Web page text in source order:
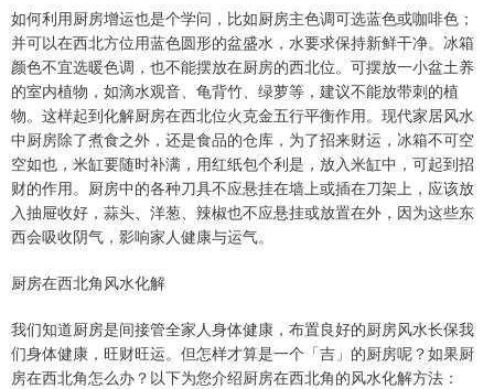
如何利用厨房增运也是个学问，比如厨房主色调可选蓝色或咖啡色；
并可以在西北方位用蓝色圆形的盆盛水，水要求保持新鲜干净。冰箱
颜色不宜选暖色调，也不能摆放在厨房的西北位。可摆放一小盆土养
的室内植物，如滴水观音、龟背竹、绿萝等，建议不能放带刺的植
物。这样起到化解厨房在西北位火克金五行平衡作用。现代家居风水
中厨房除了煮食之外，还是食品的仓库，为了招来财运，冰箱不可空
空如也，米缸要随时补满，用红纸包个利是，放入米缸中，可起到招
财的作用。厨房中的各种刀具不应悬挂在墙上或插在刀架上，应该放
入抽屉收好，蒜头、洋葱、辣椒也不应悬挂或放置在外，因为这些东
西会吸收阴气，影响家人健康与运气。
厨房在西北角风水化解
我们知道厨房是间接管全家人身体健康，布置良好的厨房风水长保我
们身体健康，旺财旺运。但怎样才算是一个「吉」的厨房呢？如果厨
房在西北角怎么办？以下为您介绍厨房在西北角的风水化解方法：